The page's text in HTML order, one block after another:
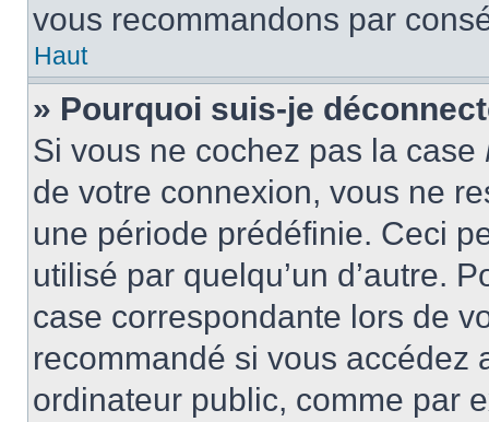
vous recommandons par
Haut
» Pourquoi suis-je
Si vous ne cochez pas la case
de votre connexion, vous ne
une période prédéfinie. Ceci
utilisé par quelqu’un d’autre.
case correspondante lors de
recommandé si vous accédez
ordinateur public, comme par